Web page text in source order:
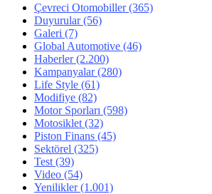
Çevreci Otomobiller(365)
Duyurular(56)
Galeri (7)
Global Automotive (46)
Haberler(2.200)
Kampanyalar(280)
Life Style (61)
Modifiye (82)
Motor Sporları (598)
Motosiklet (32)
Piston Finans (45)
Sektörel (325)
Test (39)
Video (54)
Yenilikler(1.001)